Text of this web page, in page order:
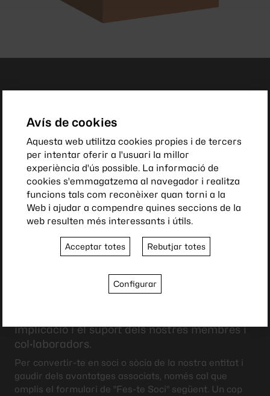
amb nosaltres
implicació i el suport dels nostres membres i
col·laboradors.
Per convertir-te en soci o sòcia de la nostra entitat i
gaudir dels avantatges associats, només cal que
omplis el formulari de "Fes-te Soci" següent. Un cop
Avís de cookies
Aquesta web utilitza cookies propies i de tercers
per intentar oferir a l'usuari la millor
experiència d'ús possible. La informació de
cookies s'emmagatzema al navegador i realitza
funcions tals com reconèixer quan torni a la
Web i ajudar a compendre quines seccions de la
web resulten més interessants i útils.
Acceptar totes Rebutjar totes
Configurar